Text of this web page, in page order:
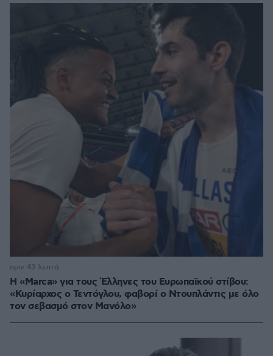
Η «Marca» για τους Έλληνες του Ευρωπαϊκού στίβου:
«Κυρίαρχος ο Τεντόγλου, φαβορί ο Ντουπλάντις με όλο
τον σεβασμό στον Μανόλο»
πριν 43 λεπτά